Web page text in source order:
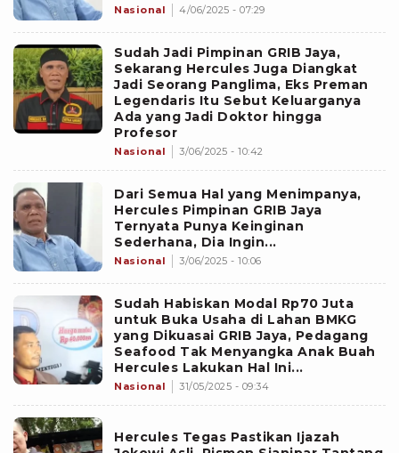
Nasional 4/06/2025 - 07:29
Sudah Jadi Pimpinan GRIB Jaya,
Sekarang Hercules Juga Diangkat
Jadi Seorang Panglima, Eks Preman
Legendaris Itu Sebut Keluarganya
Ada yang Jadi Doktor hingga
Profesor
Nasional 3/06/2025 - 10:42
Dari Semua Hal yang Menimpanya,
Hercules Pimpinan GRIB Jaya
Ternyata Punya Keinginan
Sederhana, Dia Ingin...
Nasional 3/06/2025 - 10:06
Sudah Habiskan Modal Rp70 Juta
untuk Buka Usaha di Lahan BMKG
yang Dikuasai GRIB Jaya, Pedagang
Seafood Tak Menyangka Anak Buah
Hercules Lakukan Hal Ini...
Nasional 31/05/2025 - 09:34
Hercules Tegas Pastikan Ijazah